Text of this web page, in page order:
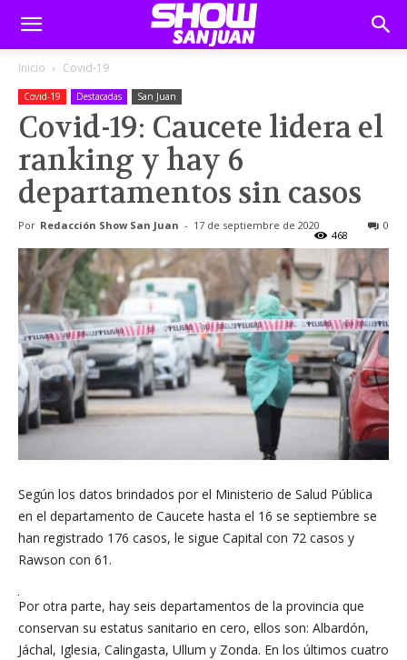
Inicio Covid-19
Covid-19 Destacadas San Juan
Covid-19: Caucete lidera el
ranking y hay 6
departamentos sin casos
Por Redacción Show San Juan - 17 de septiembre de 2020 0
468
Según los datos brindados por el Ministerio de Salud Pública
en el departamento de Caucete hasta el 16 se septiembre se
han registrado 176 casos, le sigue Capital con 72 casos y
Rawson con 61.
Por otra parte, hay seis departamentos de la provincia que
conservan su estatus sanitario en cero, ellos son: Albardón,
Jáchal, Iglesia, Calingasta, Ullum y Zonda. En los últimos cuatro